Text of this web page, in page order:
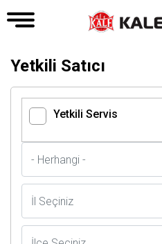
Yetkili Satıcı
Yetkili Servis